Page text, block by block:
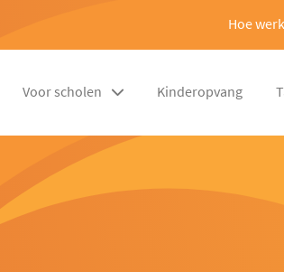
Hoe
Voor scholen Kinderopvang